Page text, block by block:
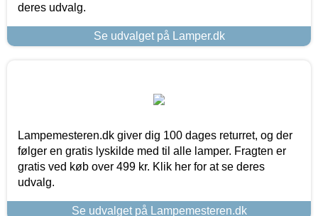
deres udvalg.
Se udvalget på Lamper.dk
Lampemesteren.dk giver dig 100 dages returret, og der
følger en gratis lyskilde med til alle lamper. Fragten er
gratis ved køb over 499 kr. Klik her for at se deres
udvalg.
Se udvalget på Lampemesteren.dk